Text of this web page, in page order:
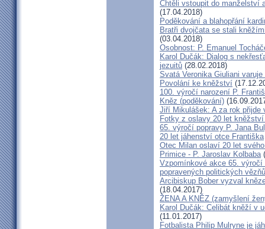
Chtěli vstoupit do manželství
(17.04.2018)
Poděkování a blahopřání
Bratři dvojčata se stali
(03.04.2018)
Osobnost: P. Emanuel
Karol Dučák: Dialog s
jezuitů (28.02.2018)
Svatá Veronika Giuliani
Povolání ke kněžství
100. výročí narození P.
Kněz (poděkování)
Jiří Mikulášek: A za rok
Fotky z oslavy 20 let
65. výročí popravy P. Jana
20 let jáhenství otce Františka
Otec Milan oslaví 20 let
Primice - P. Jaroslav Kolbaba
Vzpomínkové akce 65.
popravených politických vězňů
Arcibiskup Bober vyzval
(18.04.2017)
ŽENA A KNĚZ (zamyšlení
Karol Dučák: Celibát kněží v
(11.01.2017)
Fotbalista Philip Mulryne je